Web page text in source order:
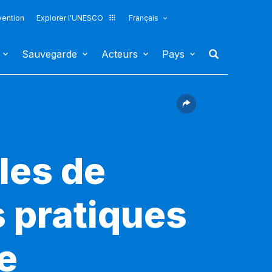
Explorer l'UNESCO
Français
Sauvegarde Acteurs Pays
de
pratiques